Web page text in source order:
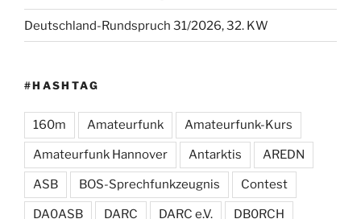
Deutschland-Rundspruch 31/2026, 32. KW
#HASHTAG
160m Amateurfunk Amateurfunk-Kurs
Amateurfunk Hannover Antarktis AREDN
ASB BOS-Sprechfunkzeugnis Contest
DA0ASB DARC DARC e.V. DB0RCH